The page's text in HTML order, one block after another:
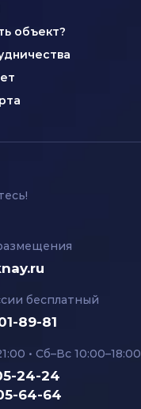
объект?
бесплатный
89-81
• Сб–Вс 10:00–18:00
24-24
64-64